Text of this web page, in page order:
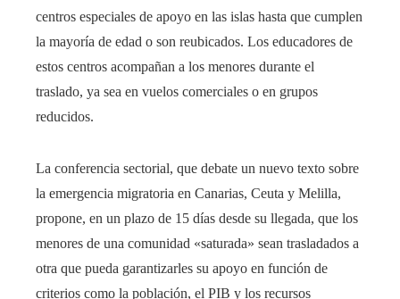
centros especiales de apoyo en las islas hasta que cumplen
la mayoría de edad o son reubicados. Los educadores de
estos centros acompañan a los menores durante el
traslado, ya sea en vuelos comerciales o en grupos
reducidos.
La conferencia sectorial, que debate un nuevo texto sobre
la emergencia migratoria en Canarias, Ceuta y Melilla,
propone, en un plazo de 15 días desde su llegada, que los
menores de una comunidad «saturada» sean trasladados a
otra que pueda garantizarles su apoyo en función de
criterios como la población, el PIB y los recursos